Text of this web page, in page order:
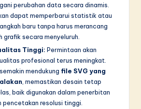
perubahan data secara dinamis.
dapat memperbarui statistik atau
baru tanpa harus merancang
grafik secara menyeluruh.
Tinggi: Permintaan akan
profesional terus meningkat.
mendukung file SVG yang
, memastikan desain tetap
baik digunakan dalam penerbitan
pencetakan resolusi tinggi.